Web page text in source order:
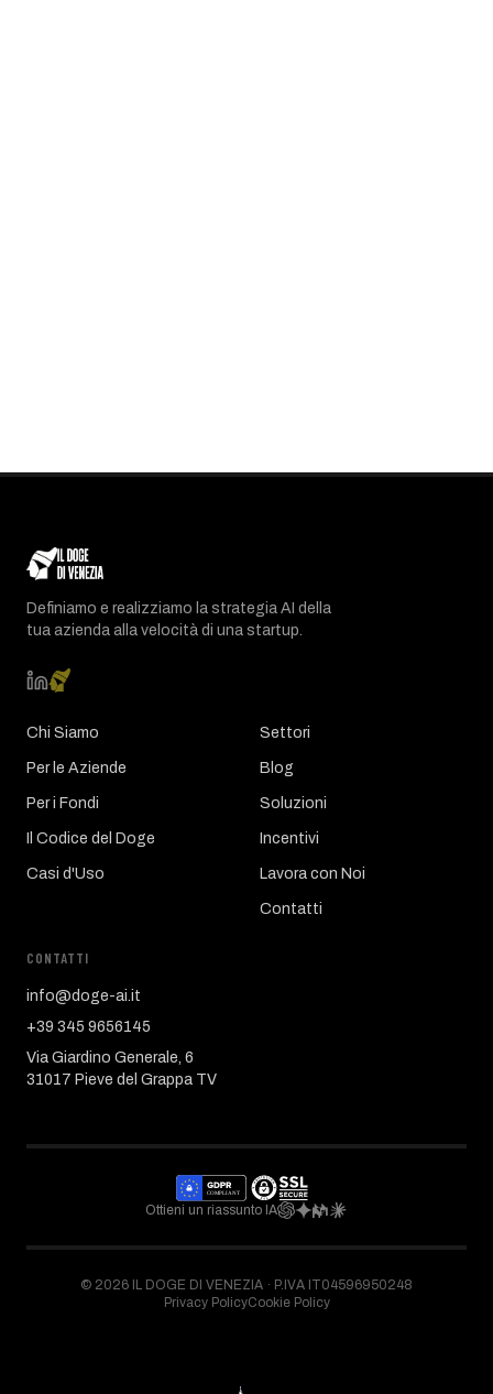
Definiamo e realizziamo la strategia AI della
tua azienda alla velocità di una startup.
Chi Siamo
Per le Aziende
Per i Fondi
Il Codice del Doge
Casi d'Uso
Settori
Blog
Soluzioni
Incentivi
Lavora con Noi
Contatti
CONTATTI
info@doge-ai.it
+39 345 9656145
Via Giardino Generale, 6
31017 Pieve del Grappa TV
Ottieni un riassunto IA
© 2026 IL DOGE DI VENEZIA · P.IVA IT04596950248
Privacy PolicyCookie Policy